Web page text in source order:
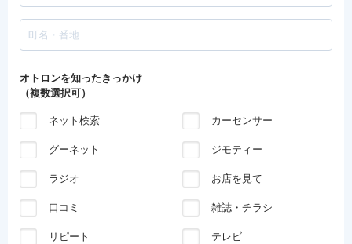
オトロンを知ったきっかけ
（複数選択可）
ネット検索 カーセンサー
グーネット ジモティー
ラジオ お店を見て
口コミ 雑誌・チラシ
リピート テレビ